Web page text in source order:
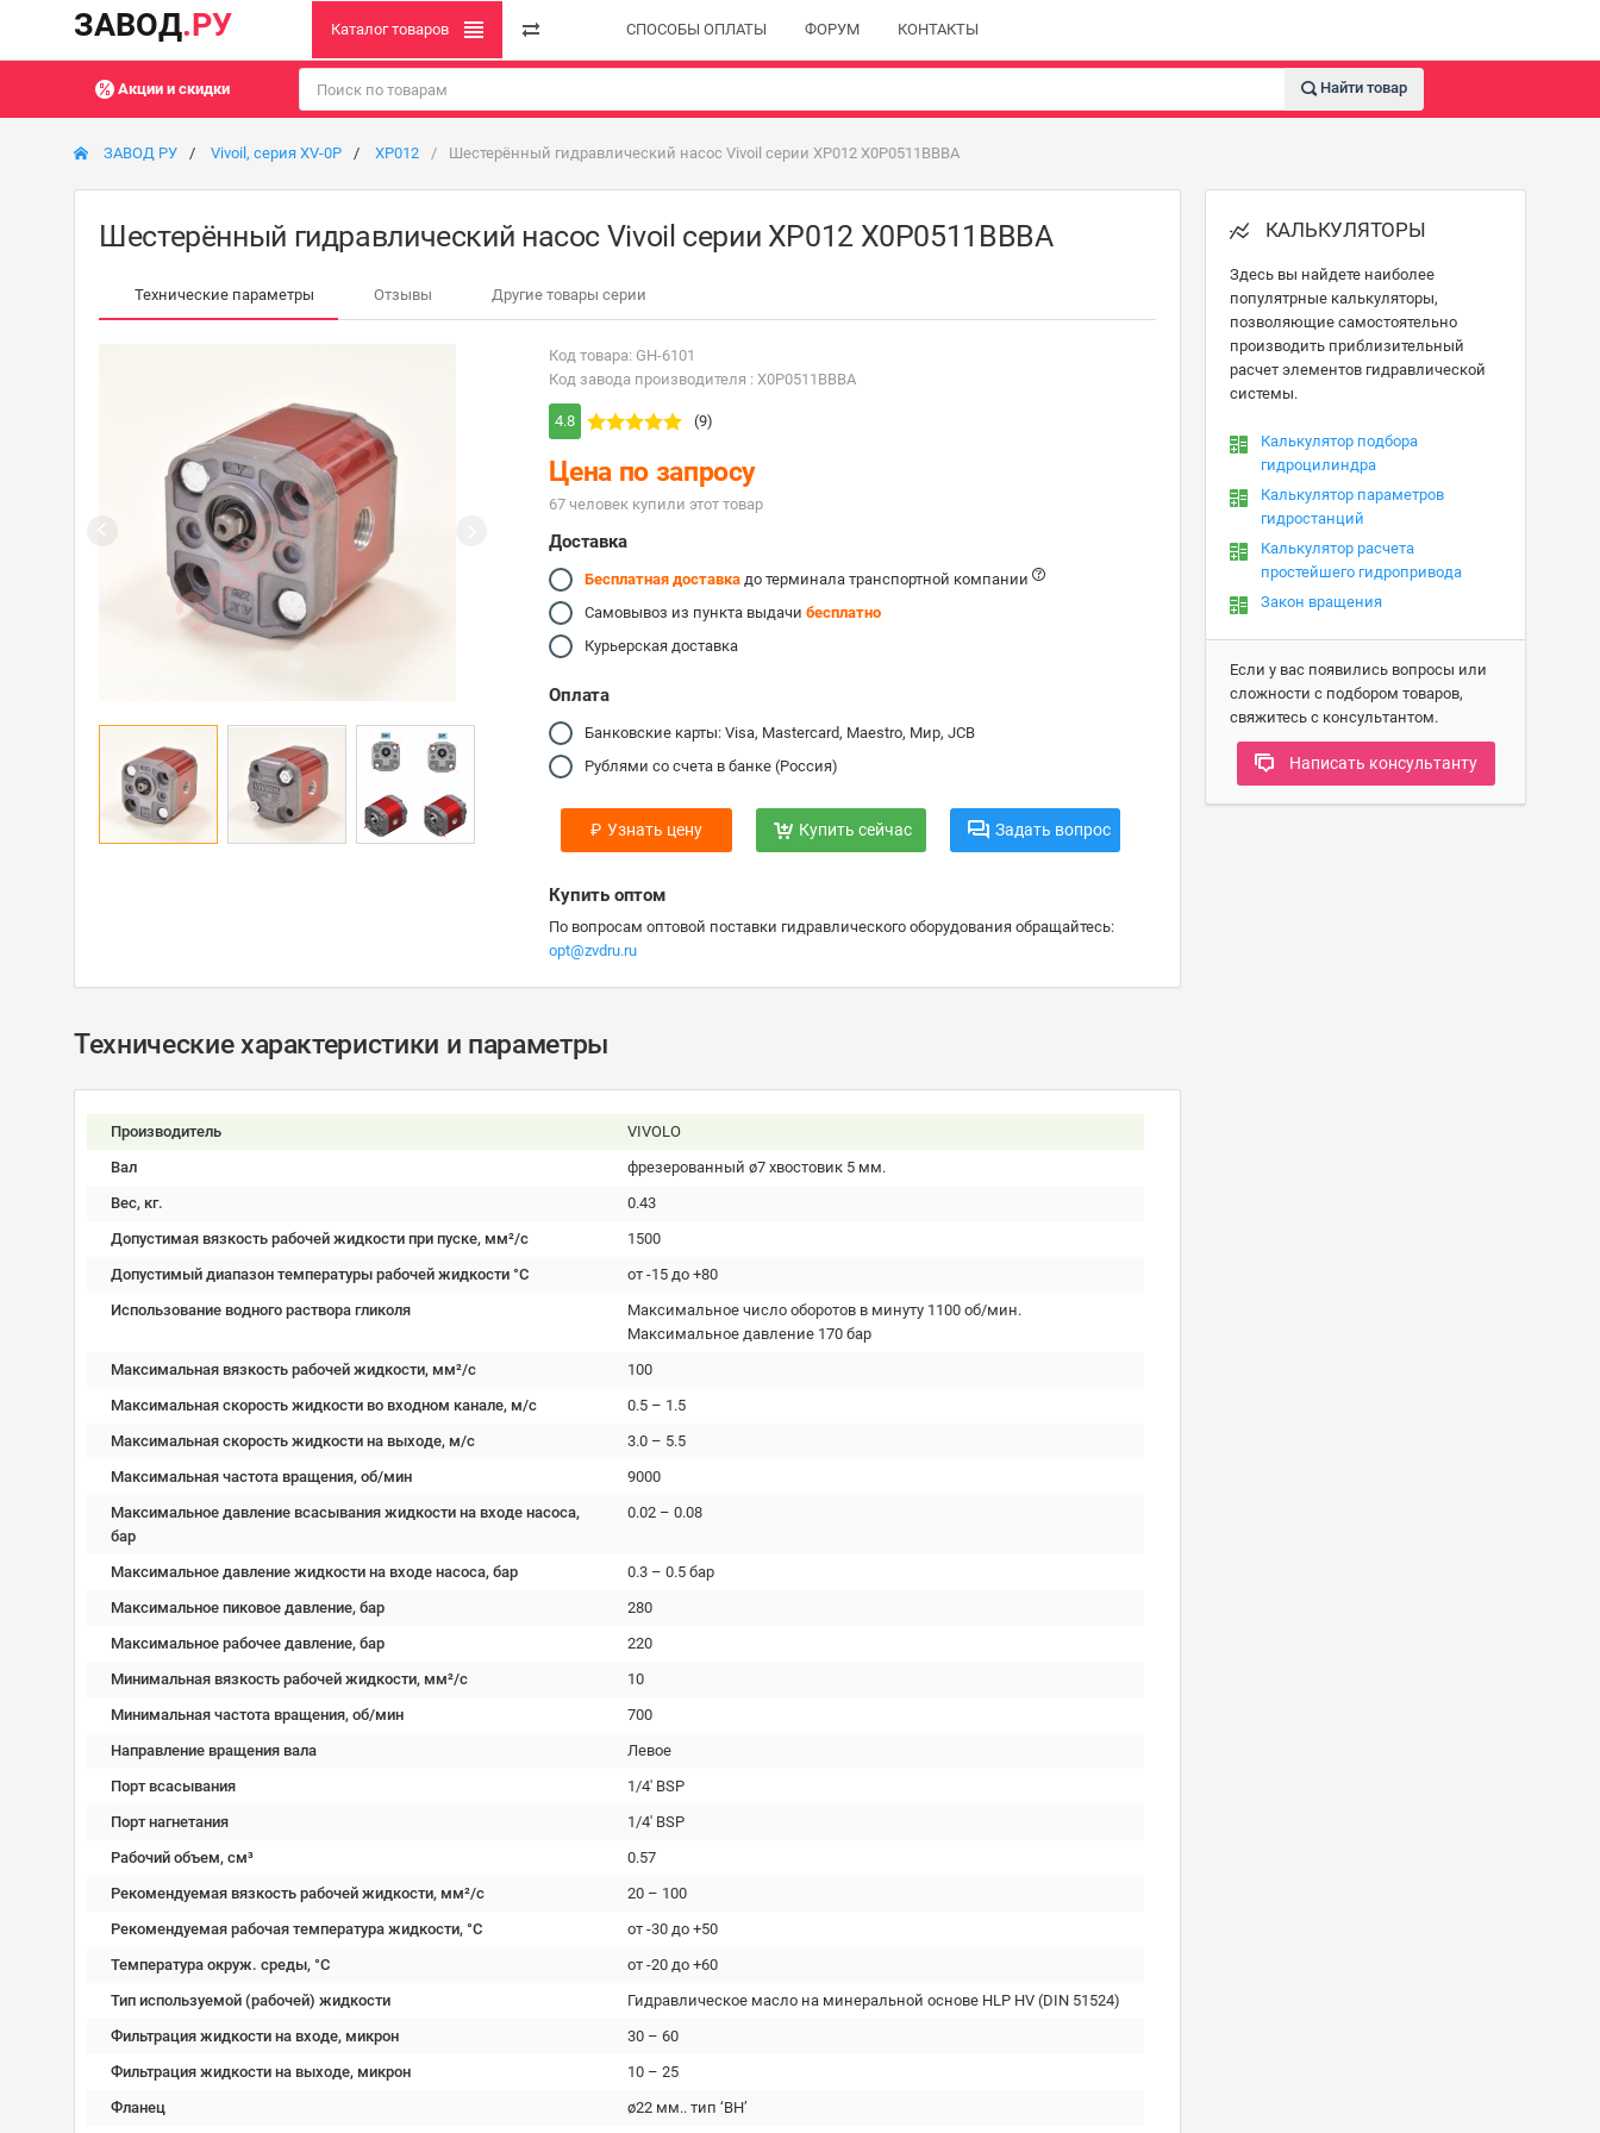
ЗАВОД.РУ Каталог товаров СПОСОБЫ ОПЛАТЫ ФОРУМ КОНТАКТЫ
Акции и скидки Найти товар
ЗАВОД РУ Vivoil, серия XV-0P XP012 Шестерённый гидравлический насос Vivoil серии XP012 X0P0511BBBA
Шестерённый гидравлический насос Vivoil серии XP012 X0P0511BBBA
Технические параметры Отзывы Другие товары серии
Код товара: GH-6101
Код завода производителя : X0P0511BBBA
4.8 (9)
Цена по запросу
67 человек купили этот товар
Доставка
Бесплатная доставка до терминала транспортной компании
Самовывоз из пункта выдачибесплатно
Курьерская доставка
Оплата
Банковские карты: Visa, Mastercard, Maestro, Мир, JCB
Рублями со счета в банке (Россия)
₽ Узнать цену Купить сейчас Задать вопрос
Купить оптом
По вопросам оптовой поставки гидравлического оборудования обращайтесь:
opt@zvdru.ru
Технические характеристики и параметры
Производитель
VIVOLO
Вал
фрезерованный ø7 хвостовик 5 мм.
Вес, кг.
0.43
Допустимая вязкость рабочей жидкости при пуске, мм²/c
1500
Допустимый диапазон температуры рабочей жидкости °C
от -15 до +80
Использование водного раствора гликоля
Максимальное число оборотов в минуту 1100 об/мин.
Максимальное давление 170 бар
Максимальная вязкость рабочей жидкости, мм²/c
100
Максимальная скорость жидкости во входном канале, м/с
0.5 – 1.5
Максимальная скорость жидкости на выходе, м/с
3.0 – 5.5
Максимальная частота вращения, об/мин
9000
Максимальное давление всасывания жидкости на входе насоса,
бар
0.02 – 0.08
Максимальное давление жидкости на входе насоса, бар
0.3 – 0.5 бар
Максимальное пиковое давление, бар
280
Максимальное рабочее давление, бар
220
Минимальная вязкость рабочей жидкости, мм²/c
10
Минимальная частота вращения, об/мин
700
Направление вращения вала
Левое
Порт всасывания
1/4' BSP
Порт нагнетания
1/4' BSP
Рабочий объем, см³
0.57
Рекомендуемая вязкость рабочей жидкости, мм²/с
20 – 100
Рекомендуемая рабочая температура жидкости, °C
от -30 до +50
Температура окруж. среды, °C
от -20 до +60
Тип используемой (рабочей) жидкости
Гидравлическое масло на минеральной основе HLP HV (DIN 51524)
Фильтрация жидкости на входе, микрон
30 – 60
Фильтрация жидкости на выходе, микрон
10 – 25
Фланец
ø22 мм.. тип ‘BH’
КАЛЬКУЛЯТОРЫ
Здесь вы найдете наиболее
популятрные калькуляторы,
позволяющие самостоятельно
производить приблизительный
расчет элементов гидравлической
системы.
Калькулятор подбора
гидроцилиндра
Калькулятор параметров
гидростанций
Калькулятор расчета
простейшего гидропривода
Закон вращения
Если у вас появились вопросы или
сложности с подбором товаров,
свяжитесь с консультантом.
Написать консультанту